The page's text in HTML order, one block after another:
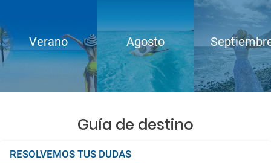
Verano Agosto
Guía de destino
RESOLVEMOS TUS DUDAS